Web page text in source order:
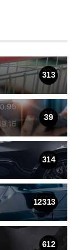
313
39
314
12313
612